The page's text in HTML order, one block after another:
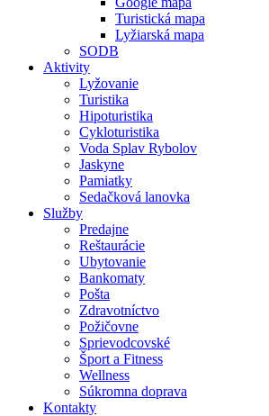
Turistická mapa
Lyžiarská mapa
SODB
Aktivity
Lyžovanie
Turistika
Hipoturistika
Cykloturistika
Voda Splav Rybolov
Jaskyne
Pamiatky
Sedačková lanovka
Služby
Predajne
Reštaurácie
Ubytovanie
Bankomaty
Pošta
Zdravotníctvo
Požičovne
Sprievodcovské
Šport a Fitness
Wellness
Súkromna doprava
Kontakty